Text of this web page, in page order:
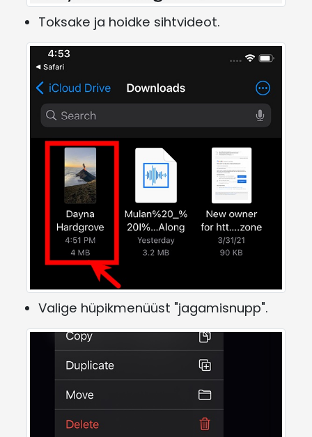
Toksake ja hoidke sihtvideot.
Valige hüpikmenüüst "jagamisnupp".